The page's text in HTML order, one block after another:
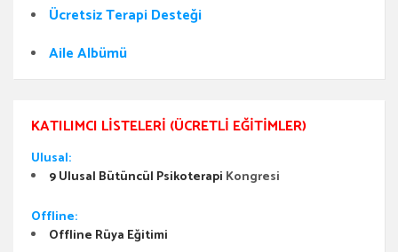
Ücretsiz Terapi Desteği
Aile Albümü
KATILIMCI LISTELERI (ÜCRETLI EĞITIMLER)
Ulusal:
9 Ulusal Bütüncül Psikoterapi Kongresi
Offline:
Offline Rüya Eğitimi